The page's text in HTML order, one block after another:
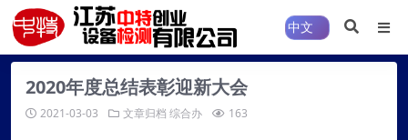
2020年度总结表彰迎新大会
2021-03-03 文章归档 综合办 163